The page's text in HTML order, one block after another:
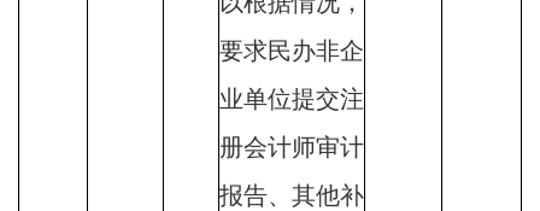
要求民办非企
业单位提交注
册会计师审计
报告、其他补